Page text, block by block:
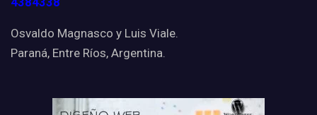
Osvaldo Magnasco y Luis Viale.
Paraná, Entre Ríos, Argentina.